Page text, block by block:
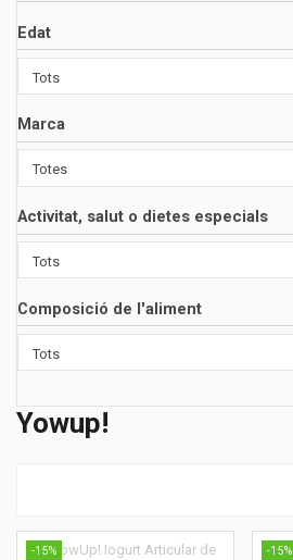
Yowup!
-15% -15%
Edat
Marca
Activitat, salut o dietes especials
Composició de l'aliment